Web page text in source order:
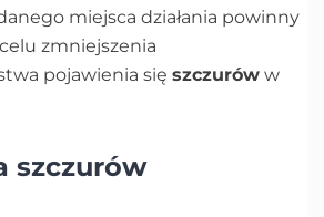
miejsca działania powinny
zmniejszenia
pojawienia się szczurów w
szczurów